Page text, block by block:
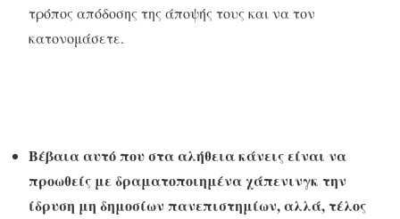
τρόπος απόδοσης της άποψής τους και να τον
κατονομάσετε.
Βέβαια αυτό που στα αλήθεια κάνεις είναι να
προωθείς με δραματοποιημένα χάπενινγκ την
ίδρυση μη δημοσίων πανεπιστημίων, αλλά, τέλος